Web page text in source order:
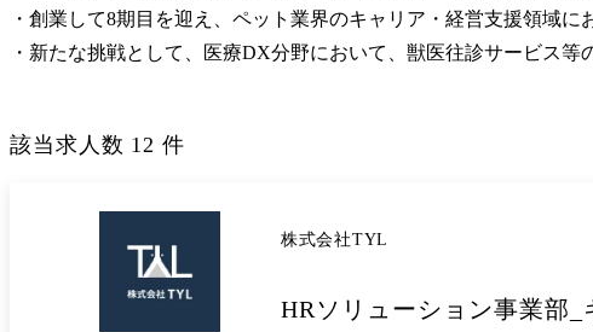
・創業して8期目を迎え、ペット業界のキャリア・経営支援領域
・新たな挑戦として、医療DX分野において、獣医往診サービス
該当求人数 12 件
株式会社TYL
HRソリューション事業部